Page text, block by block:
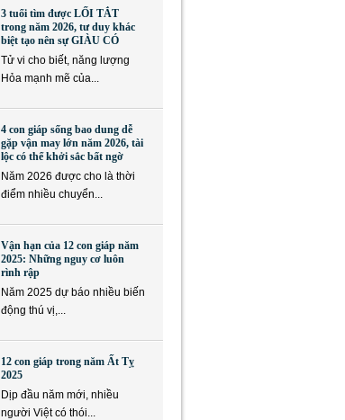
3 tuổi tìm được LỐI TẮT
trong năm 2026, tư duy khác
biệt tạo nên sự GIÀU CÓ
Tử vi cho biết, năng lượng
Hỏa mạnh mẽ của...
4 con giáp sống bao dung dễ
gặp vận may lớn năm 2026, tài
lộc có thể khởi sắc bất ngờ
Năm 2026 được cho là thời
điểm nhiều chuyển...
Vận hạn của 12 con giáp năm
2025: Những nguy cơ luôn
rình rập
Năm 2025 dự báo nhiều biến
động thú vị,...
12 con giáp trong năm Ất Tỵ
2025
Dịp đầu năm mới, nhiều
người Việt có thói...